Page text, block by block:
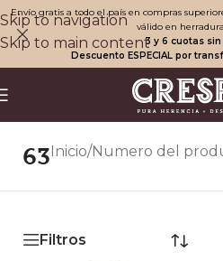
Skip to navigation
Skip to main content
Envío gratis a todo el país en compras
válido en
3 y 6 cuotas
Descuento ESPECIAL por
63Inicio/Numero del
Filtros